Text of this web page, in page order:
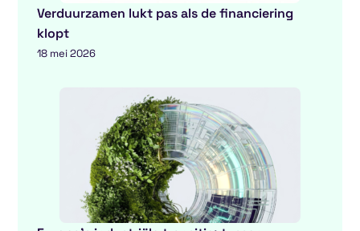
Verduurzamen lukt pas als de financiering
klopt
18 mei 2026